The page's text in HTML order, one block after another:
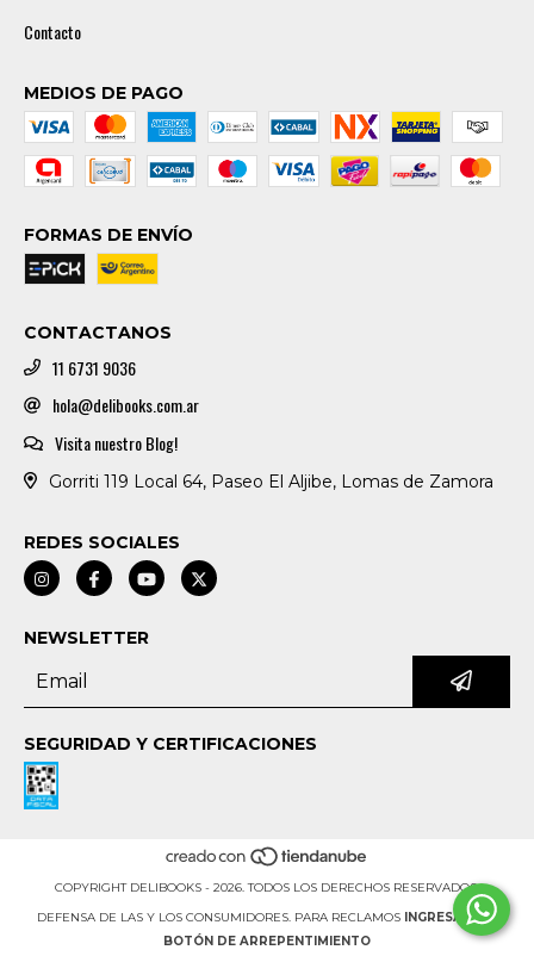
Contacto
MEDIOS DE PAGO
FORMAS DE ENVÍO
CONTACTANOS
11 6731 9036
hola@delibooks.com.ar
Visita nuestro Blog!
Gorriti 119 Local 64, Paseo El Aljibe, Lomas de Zamora
REDES SOCIALES
NEWSLETTER
SEGURIDAD Y CERTIFICACIONES
COPYRIGHT DELIBOOKS - 2026. TODOS LOS DERECHOS RESERVADOS.
DEFENSA DE LAS Y LOS CONSUMIDORES. PARA RECLAMOS
INGRESÁ ACÁ.
BOTÓN DE ARREPENTIMIENTO